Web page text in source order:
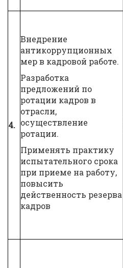
4.
Внедрение
антикоррупционных
мер в кадровой работе.
Разработка
предложений по
ротации кадров в
отрасли,
осуществление
ротации.
Применять практику
испытательного срока
при приеме на работу,
повысить
действенность резерва
кадров